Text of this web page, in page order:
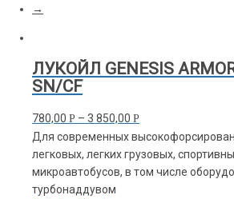
→
ЛУКОЙЛ GENESIS
SN/CF
780,00 Р – 3 850,00 Р
Для современных
легковых, легких грузовых,
микроавтобусов, в том числе
турбонаддувом